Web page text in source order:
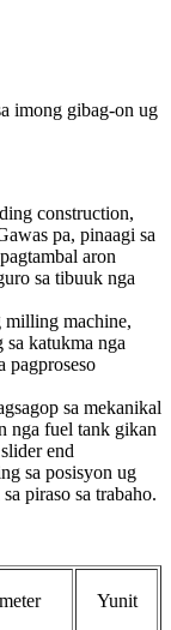
imong gibag-on ug
construction,
pa, pinaagi sa
aron
sa tibuuk nga
milling machine,
sa katukma nga
pagproseso
sa mekanikal
nga fuel tank gikan
end
sa posisyon ug
piraso sa trabaho.
Yunit